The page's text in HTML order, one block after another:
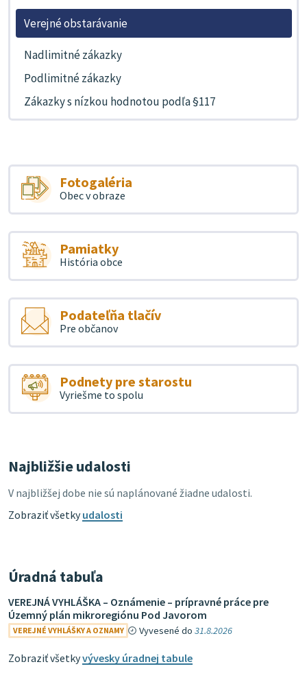
Verejné obstarávanie
Nadlimitné zákazky
Podlimitné zákazky
Zákazky s nízkou hodnotou podľa §117
Fotogaléria
Obec v obraze
Pamiatky
História obce
Podateľňa tlačív
Pre občanov
Podnety pre starostu
Vyriešme to spolu
Najbližšie udalosti
V najbližšej dobe nie sú naplánované žiadne udalosti.
Zobraziť všetkyudalosti
Úradná tabuľa
VEREJNÁ VYHLÁŠKA – Oznámenie – prípravné práce pre
Územný plán mikroregiónu Pod Javorom
VEREJNÉ VYHLÁŠKY A OZNAMY Vyvesené do31.8.2026
Zobraziť všetkyvývesky úradnej tabule